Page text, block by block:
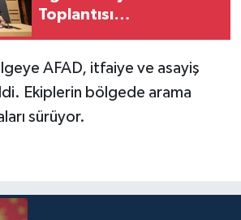
Toplantısı
AFAD, itfaiye ve asayiş
Ekiplerin bölgede arama
sürüyor.